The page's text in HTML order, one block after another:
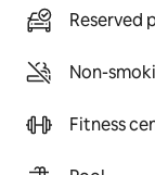
Reserved
Non-
Fitness